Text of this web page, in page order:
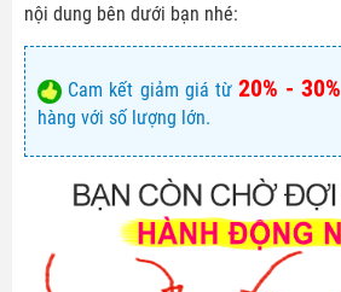
nội dung bên dưới bạn nhé:
Cam kết giảm giá từ 20% - 30%
hàng với số lượng lớn.